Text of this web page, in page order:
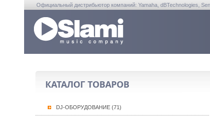
Официальный дистрибьютор компаний: Yamaha, dBTechnologies,
КАТАЛОГ ТОВАРОВ
DJ-ОБОРУДОВАНИЕ (71)